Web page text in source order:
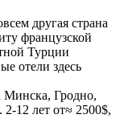
другая страна
французской
Турции
отели здесь
Минска, Гродно,
12 лет от≈ 2500$,